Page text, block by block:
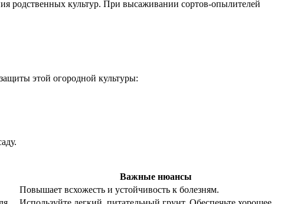
родственных культур. При высаживании сортов-опылителей
этой огородной культуры:
Важные нюансы
Повышает всхожесть и устойчивость к болезням.